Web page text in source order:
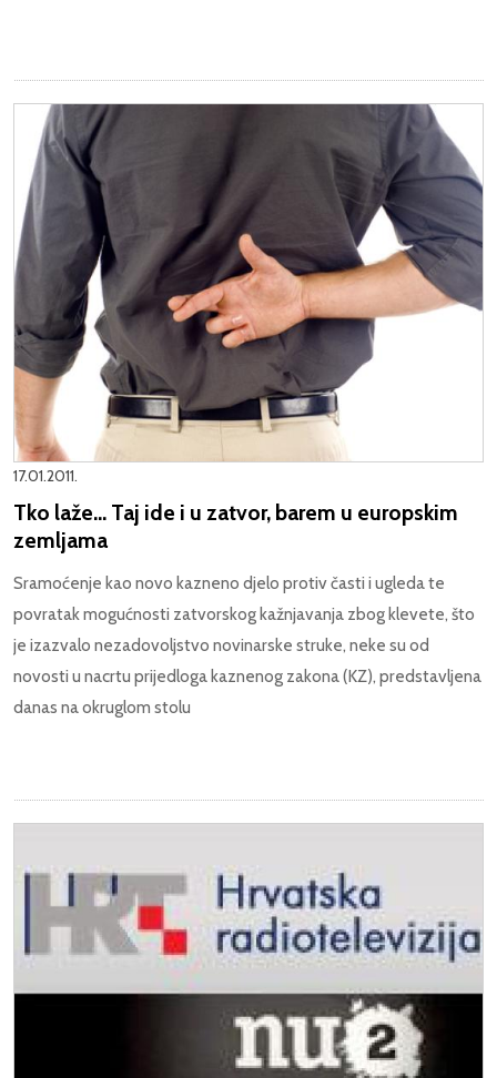
17.01.2011.
Tko laže... Taj ide i u zatvor, barem u europskim
zemljama
Sramoćenje kao novo kazneno djelo protiv časti i ugleda te
povratak mogućnosti zatvorskog kažnjavanja zbog klevete, što
je izazvalo nezadovoljstvo novinarske struke, neke su od
novosti u nacrtu prijedloga kaznenog zakona (KZ), predstavljena
danas na okruglom stolu